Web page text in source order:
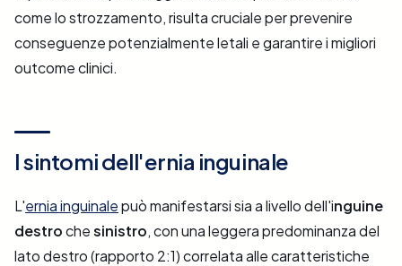
come lo strozzamento, risulta cruciale per prevenire
conseguenze potenzialmente letali e garantire i migliori
outcome clinici.
I sintomi dell'ernia inguinale
L'ernia inguinalepuò manifestarsi sia a livello dell'inguine
destrochesinistro, con una leggera predominanza del
lato destro (rapporto 2:1) correlata alle caratteristiche